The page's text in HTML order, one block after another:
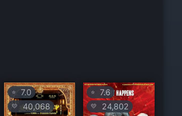
⭐7.0
💛 40,068
⭐ 7.6
💛 24,802